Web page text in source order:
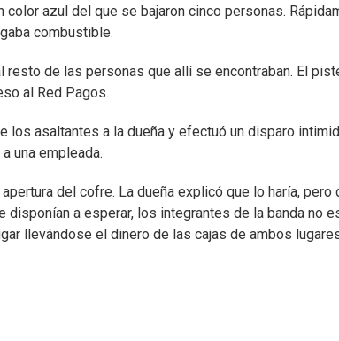
azul del que se bajaron cinco personas.
combustible.
resto de las personas que allí se encontraban. El
al Red Pagos.
los asaltantes a la dueña y efectuó un disparo
una empleada.
del cofre. La dueña explicó que lo haría,
disponían a esperar, los integrantes de la banda no
llevándose el dinero de las cajas de ambos